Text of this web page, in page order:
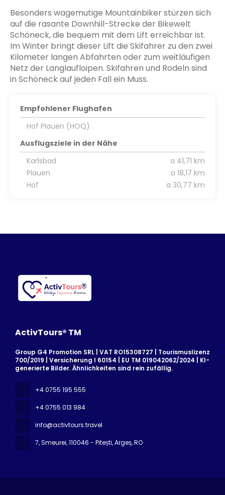
Besonders wagemutige Mountainbiker stürzen sich
auf die rasante Downhill-Strecke der Bikewelt
Schöneck, die bequem mit dem Lift erreichbar ist.
Im Winter bringt dieser Lift die Skifahrer zu den zwei
Kilometer langen Abfahrten oder zum weitläufigen
Netz der Langlaufloipen. Skifahren und Rodeln sind
in Schöneck auf jeden Fall ein Muss.
Empfohlener Flughafen
Hof Plauen (HOQ)
Ausflugsziele in der Nähe
Karlsbad
a 41,71 km
Plauen
a 18,17 km
Hof
a 30,77 km
ActivTours® TM
Group G4 Promotion SRL | VAT RO15308727 | Tourismuslizenz
700/2019 | Versicherung I 60154 | EU TM 019042062/2024 | KI-
generierte Bilder. Ähnlichkeiten sind rein zufällig.
+4 0755 195 555
+4 0755 013 984
info@activtours.travel
7, Smeurei, 110046 - Pitești, Argeș, RO